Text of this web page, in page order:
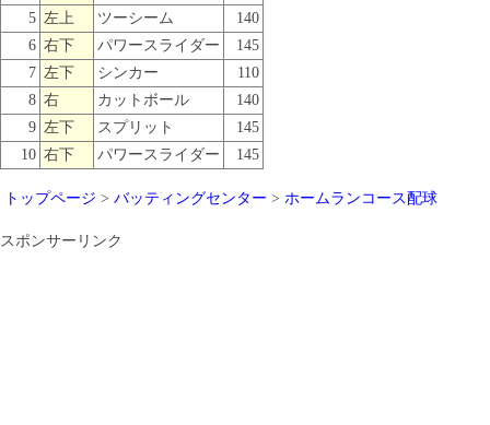
5 左上 ツーシーム
140
6 右下 パワースライダー
145
7 左下 シンカー
110
8 右 カットボール
140
9 左下 スプリット
145
10 右下 パワースライダー 145
トップページ > バッティングセンター > ホームランコース配球
スポンサーリンク